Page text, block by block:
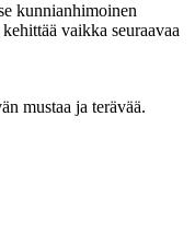
kunnianhimoinen
vaikka seuraavaa
mustaa ja terävää.